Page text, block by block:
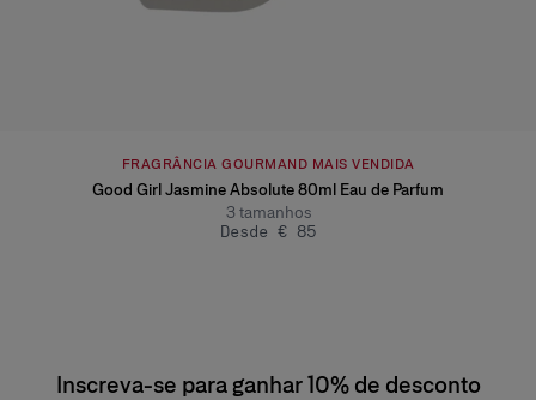
FRAGRÂNCIA GOURMAND MAIS VENDIDA
Good Girl Jasmine Absolute 80ml Eau de Parfum
3 tamanhos
Desde € 85
Inscreva-se para ganhar 10% de desconto